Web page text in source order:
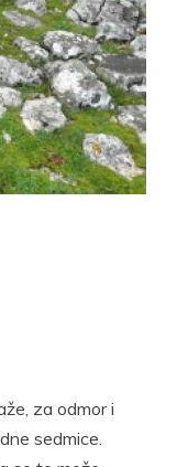
za odmor i
sedmice.